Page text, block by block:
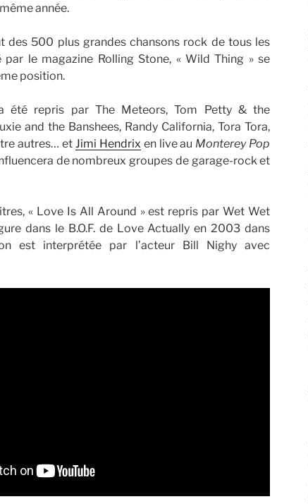
année.
des 500 plus grandes chansons rock de tous les
le magazine Rolling Stone, « Wild Thing » se
position.
été repris par The Meteors, Tom Petty & the
and the Banshees, Randy California, Tora Tora,
autres… et Jimi Hendrix en live au Monterey Pop
de nombreux groupes degarage-rock et
« Love Is All Around » est repris par Wet Wet
dans le B.O.F. de Love Actually en 2003 dans
est interprétée par l’acteur Bill Nighy avec